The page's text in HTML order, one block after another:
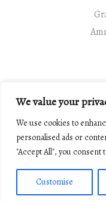
We value your
We use cookies to
personalised ads or
"Accept All", you consent
Customise
© 2017 Camera